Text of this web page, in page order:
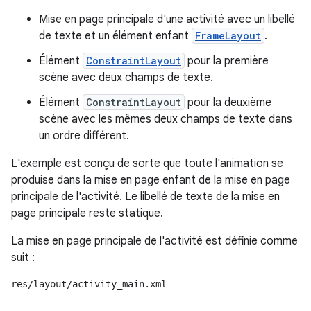
Mise en page principale d'une activité avec un libellé
de texte et un élément enfant FrameLayout .
Élément ConstraintLayout pour la première
scène avec deux champs de texte.
Élément ConstraintLayout pour la deuxième
scène avec les mêmes deux champs de texte dans
un ordre différent.
L'exemple est conçu de sorte que toute l'animation se
produise dans la mise en page enfant de la mise en page
principale de l'activité. Le libellé de texte de la mise en
page principale reste statique.
La mise en page principale de l'activité est définie comme
suit :
res/layout/activity_main.xml